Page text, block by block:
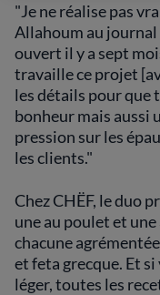
"Je ne réalise pas
Allahoum au journal
ouvert il y a sept
travaille ce projet
les détails pour que
bonheur mais aussi
pression sur les
les clients."
Chez CHËF, le duo
une au poulet et
chacune
et feta grecque. Et
léger, toutes les